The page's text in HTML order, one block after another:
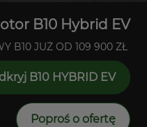
B10 Hybrid EV
B10 JUŻ OD 109 900 ZŁ
B10 HYBRID EV
Poproś o ofertę